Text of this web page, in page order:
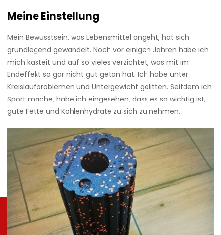
Meine Einstellung
Mein Bewusstsein, was Lebensmittel angeht, hat sich
grundlegend gewandelt. Noch vor einigen Jahren habe ich
mich kasteit und auf so vieles verzichtet, was mit im
Endeffekt so gar nicht gut getan hat. Ich habe unter
Kreislaufproblemen und Untergewicht gelitten. Seitdem ich
Sport mache, habe ich eingesehen, dass es so wichtig ist,
gute Fette und Kohlenhydrate zu sich zu nehmen.